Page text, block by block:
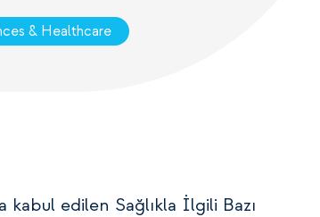
& Healthcare
kabul edilen Sağlıkla İlgili Bazı